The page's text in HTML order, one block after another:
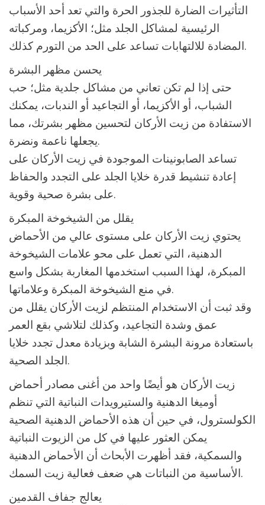
التأثيرات الضارة للجذور الحرة والتي تعد أحد الأسباب
الرئيسية لمشاكل الجلد مثل؛ الأكزيما، ومركباته
المضادة للالتهابات تساعد على الحد من التورم كذلك.
يحسن مظهر البشرة
حتى إذا لم تكن تعاني من مشاكل جلدية مثل؛ حب
الشباب، أو الأكزيما، أو التجاعيد أو الندبات، يمكنك
الاستفادة من زيت الأركان لتحسين مظهر بشرتك، مما
يجعلها ناعمة ونضرة.
تساعد الصابونينات الموجودة في زيت الأركان على
إعادة تنشيط قدرة خلايا الجلد على التجدد والحفاظ
على بشرة صحية وقوية.
يقلل من الشيخوخة المبكرة
يحتوي زيت الأركان على مستوى عالي من الأحماض
الدهنية، التي تعمل على محو علامات الشيخوخة
المبكرة، لهذا السبب استخدمها المغاربة بشكل واسع
في منع الشيخوخة المبكرة وعلاماتها.
وقد ثبت أن الاستخدام المنتظم لزيت الأركان يقلل من
عمق وشدة التجاعيد، وكذلك لتلاشي بقع العمر
باستعادة مرونة البشرة الشابة وبزيادة معدل تجدد خلايا
الجلد الصحية.
زيت الأركان هو أيضًا واحد من أغنى مصادر أحماض
أوميغا الدهنية والستيرويدات النباتية التي تنظم
الكولسترول، في حين أن هذه الأحماض الدهنية الصحية
يمكن العثور عليها في كل من الزيوت النباتية
والسمكية، فقد أظهرت الأبحاث أن الأحماض الدهنية
الأساسية من النباتات هي ضعف فعالية زيت السمك.
يعالج جفاف القدمين